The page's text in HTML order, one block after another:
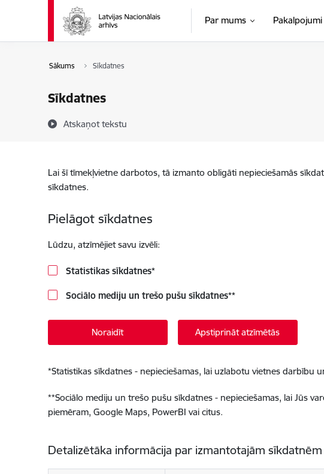
Pāriet uz lapas saturu
Par mums Pakalpojumi
Sākums Sīkdatnes
Sīkdatnes
Atskaņot tekstu
Lai šī tīmekļvietne darbotos, tā izmanto obligāti nepieciešamās
sīkdatnes.
Pielāgot sīkdatnes
Lūdzu, atzīmējiet savu izvēli:
Statistikas sīkdatnes*
Sociālo mediju un trešo pušu sīkdatnes**
Noraidīt Apstiprināt atzīmētās
*Statistikas sīkdatnes - nepieciešamas, lai uzlabotu vietnes darbību
**Sociālo mediju un trešo pušu sīkdatnes - nepieciešamas, lai Jūs
piemēram, Google Maps, PowerBI vai citus.
Detalizētāka informācija par izmantotajām sīkdatnēm